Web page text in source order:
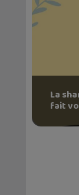
La
fait